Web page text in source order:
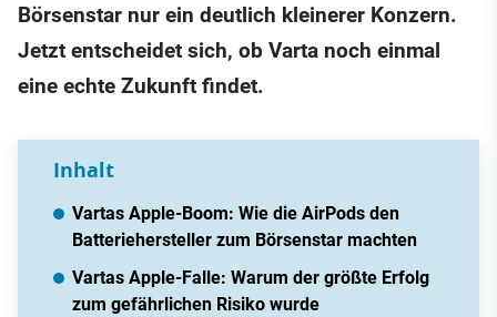
Börsenstar nur ein deutlich kleinerer Konzern.
Jetzt entscheidet sich, ob Varta noch einmal
eine echte Zukunft findet.
Inhalt
Vartas Apple-Boom: Wie die AirPods den
Batteriehersteller zum Börsenstar machten
Vartas Apple-Falle: Warum der größte Erfolg
zum gefährlichen Risiko wurde